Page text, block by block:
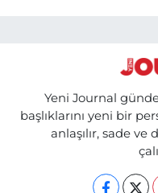
Yeni Journal
başlıklarını yeni bir
anlaşılır, sade